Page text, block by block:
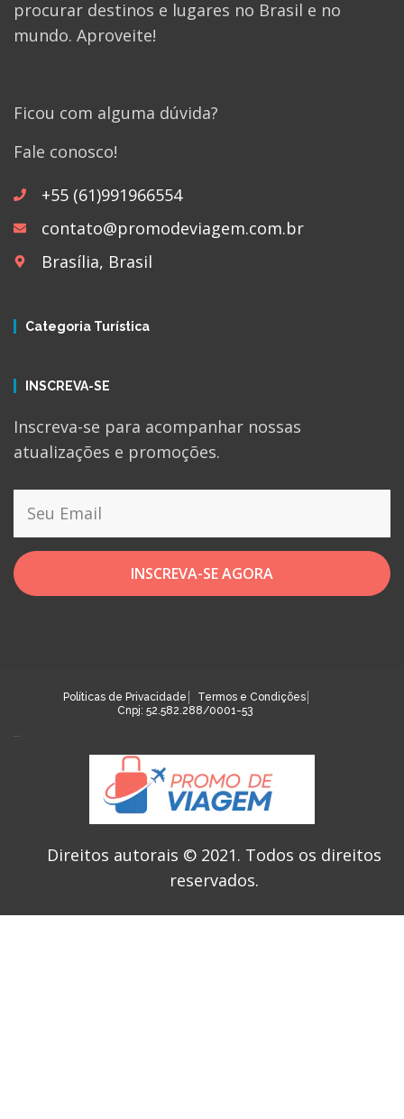
procurar destinos e lugares no Brasil e no
mundo. Aproveite!
Ficou com alguma dúvida?
Fale conosco!
+55 (61)991966554
contato@promodeviagem.com.br
Brasília, Brasil
Categoria Turística
INSCREVA-SE
Inscreva-se para acompanhar nossas
atualizações e promoções.
INSCREVA-SE AGORA
Políticas de Privacidade
Termos e Condições
Cnpj: 52.582.288/0001-53
Direitos autorais © 2021. Todos os direitos
reservados.